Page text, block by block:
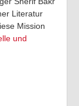
Literatur
Mission
und
Der Druck führt zu